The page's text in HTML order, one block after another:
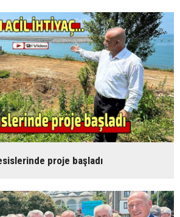
proje başladı